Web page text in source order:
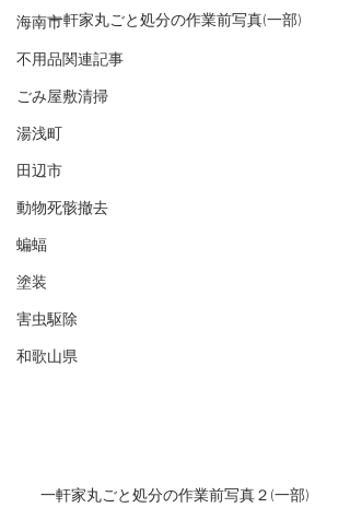
海南市
不用品関連記事
ごみ屋敷清掃
湯浅町
田辺市
動物死骸撤去
蝙蝠
塗装
害虫駆除
和歌山県
一軒家丸ごと処分の作業前写真(一部)
一軒家丸ごと処分の作業前写真２(一部)